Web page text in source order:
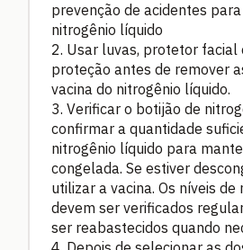
prevenção de acidentes
nitrogênio líquido
2. Usar luvas, protetor facial
proteção antes de remover
vacina do nitrogênio líquido.
3. Verificar o botijão de
confirmar a quantidade
nitrogênio líquido para
congelada. Se estiver
utilizar a vacina. Os níveis
devem ser verificados
ser reabastecidos quando